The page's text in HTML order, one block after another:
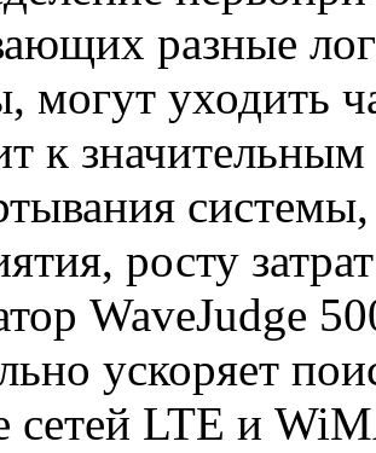
разные
могут уходить
к
росту
WaveJudge
ускоряет
сетей LTE и